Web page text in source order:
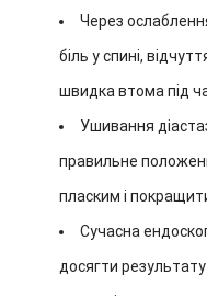
Через
біль у спині,
швидка втома під
Ушивання
правильне
пласким і
Сучасна
досягти